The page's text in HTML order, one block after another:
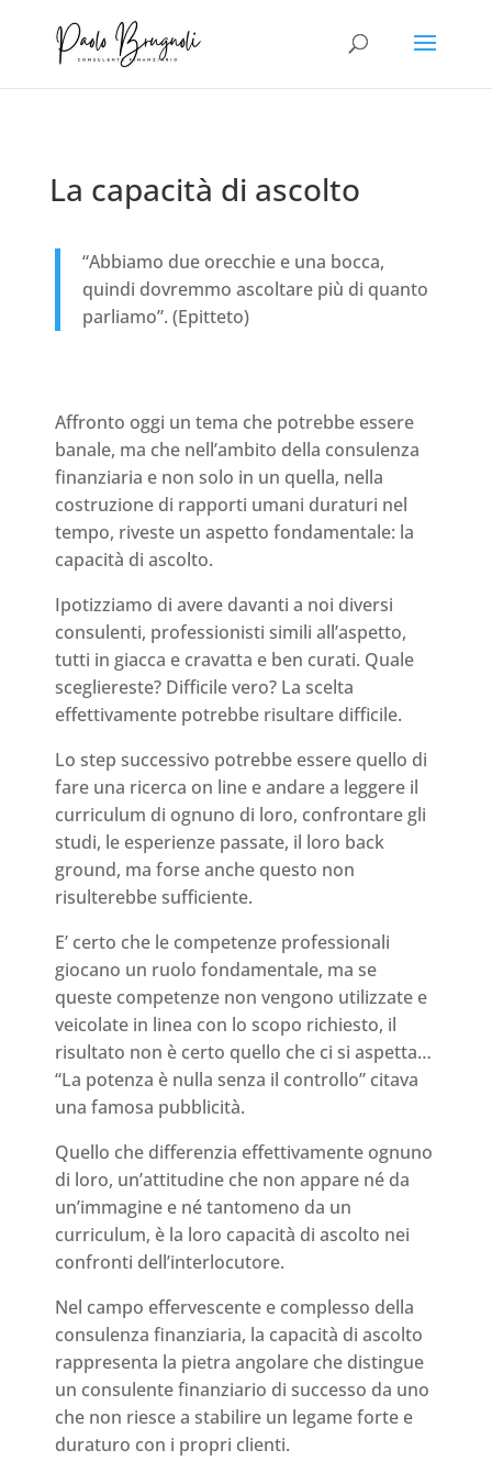
La capacità di ascolto
“Abbiamo due orecchie e una bocca,
quindi dovremmo ascoltare più di quanto
parliamo”. (Epitteto)
Affronto oggi un tema che potrebbe essere
banale, ma che nell’ambito della consulenza
finanziaria e non solo in un quella, nella
costruzione di rapporti umani duraturi nel
tempo, riveste un aspetto fondamentale: la
capacità di ascolto.
Ipotizziamo di avere davanti a noi diversi
consulenti, professionisti simili all’aspetto,
tutti in giacca e cravatta e ben curati. Quale
scegliereste? Difficile vero? La scelta
effettivamente potrebbe risultare difficile.
Lo step successivo potrebbe essere quello di
fare una ricerca on line e andare a leggere il
curriculum di ognuno di loro, confrontare gli
studi, le esperienze passate, il loro back
ground, ma forse anche questo non
risulterebbe sufficiente.
E’ certo che le competenze professionali
giocano un ruolo fondamentale, ma se
queste competenze non vengono utilizzate e
veicolate in linea con lo scopo richiesto, il
risultato non è certo quello che ci si aspetta…
“La potenza è nulla senza il controllo” citava
una famosa pubblicità.
Quello che differenzia effettivamente ognuno
di loro, un’attitudine che non appare né da
un’immagine e né tantomeno da un
curriculum, è la loro capacità di ascolto nei
confronti dell’interlocutore.
Nel campo effervescente e complesso della
consulenza finanziaria, la capacità di ascolto
rappresenta la pietra angolare che distingue
un consulente finanziario di successo da uno
che non riesce a stabilire un legame forte e
duraturo con i propri clienti.